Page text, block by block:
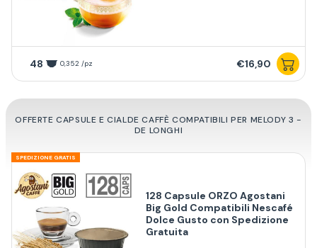
48 0,352 /pz €16,90
OFFERTE CAPSULE E CIALDE CAFFÈ COMPATIBILI PER MELODY 3 -
DE LONGHI
SPEDIZIONE GRATIS
128 Capsule ORZO Agostani
Big Gold Compatibili Nescafé
Dolce Gusto con Spedizione
Gratuita